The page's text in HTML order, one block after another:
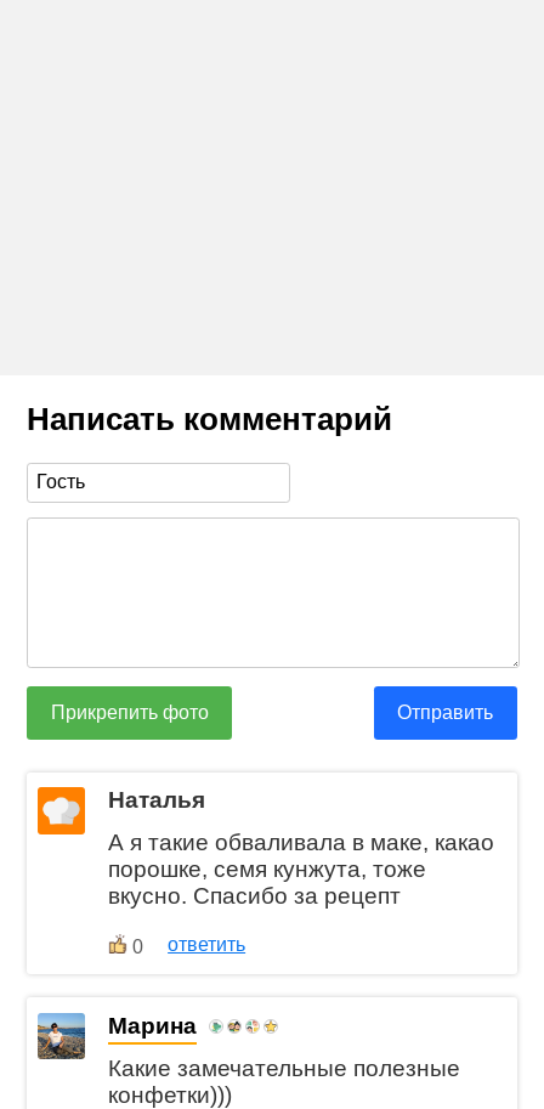
Написать комментарий
Прикрепить фото Отправить
Наталья
А я такие обваливала в маке, какао
порошке, семя кунжута, тоже
вкусно. Спасибо за рецепт
0 ответить
Марина
Какие замечательные полезные
конфетки)))